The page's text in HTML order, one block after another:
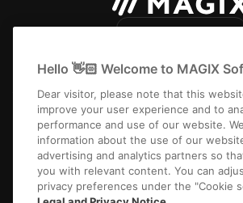
ImpressumAGBGewinnspiel AGBDatenschutz
EULA Zahlung / VersandVertrag
Copyright © 2003-2026 MAGIX. Die genannten
Hello 👋🏻 Welcome to MAGIX
Dear visitor, please note that this
improve your user experience and to
performance and use of our website.
information about the use of our
advertising and analytics partners so
you with relevant content. You can
privacy preferences under the "Cookie